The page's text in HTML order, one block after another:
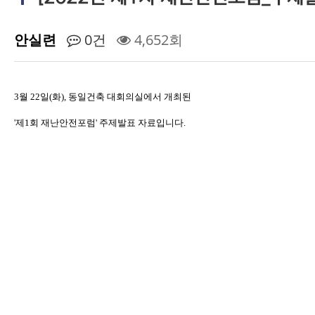
안실련 0건 4,652회
3월 22일(화), 동일건축 대회의실에서 개최된
'제1회 재난안전포럼' 주제발표 자료입니다.